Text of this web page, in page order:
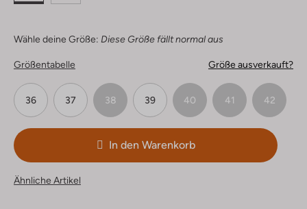
Wähle deine Größe: Diese Größe fällt normal aus
Größentabelle Größe ausverkauft?
36 37 38 39 40 41 42
In den Warenkorb
Ähnliche Artikel